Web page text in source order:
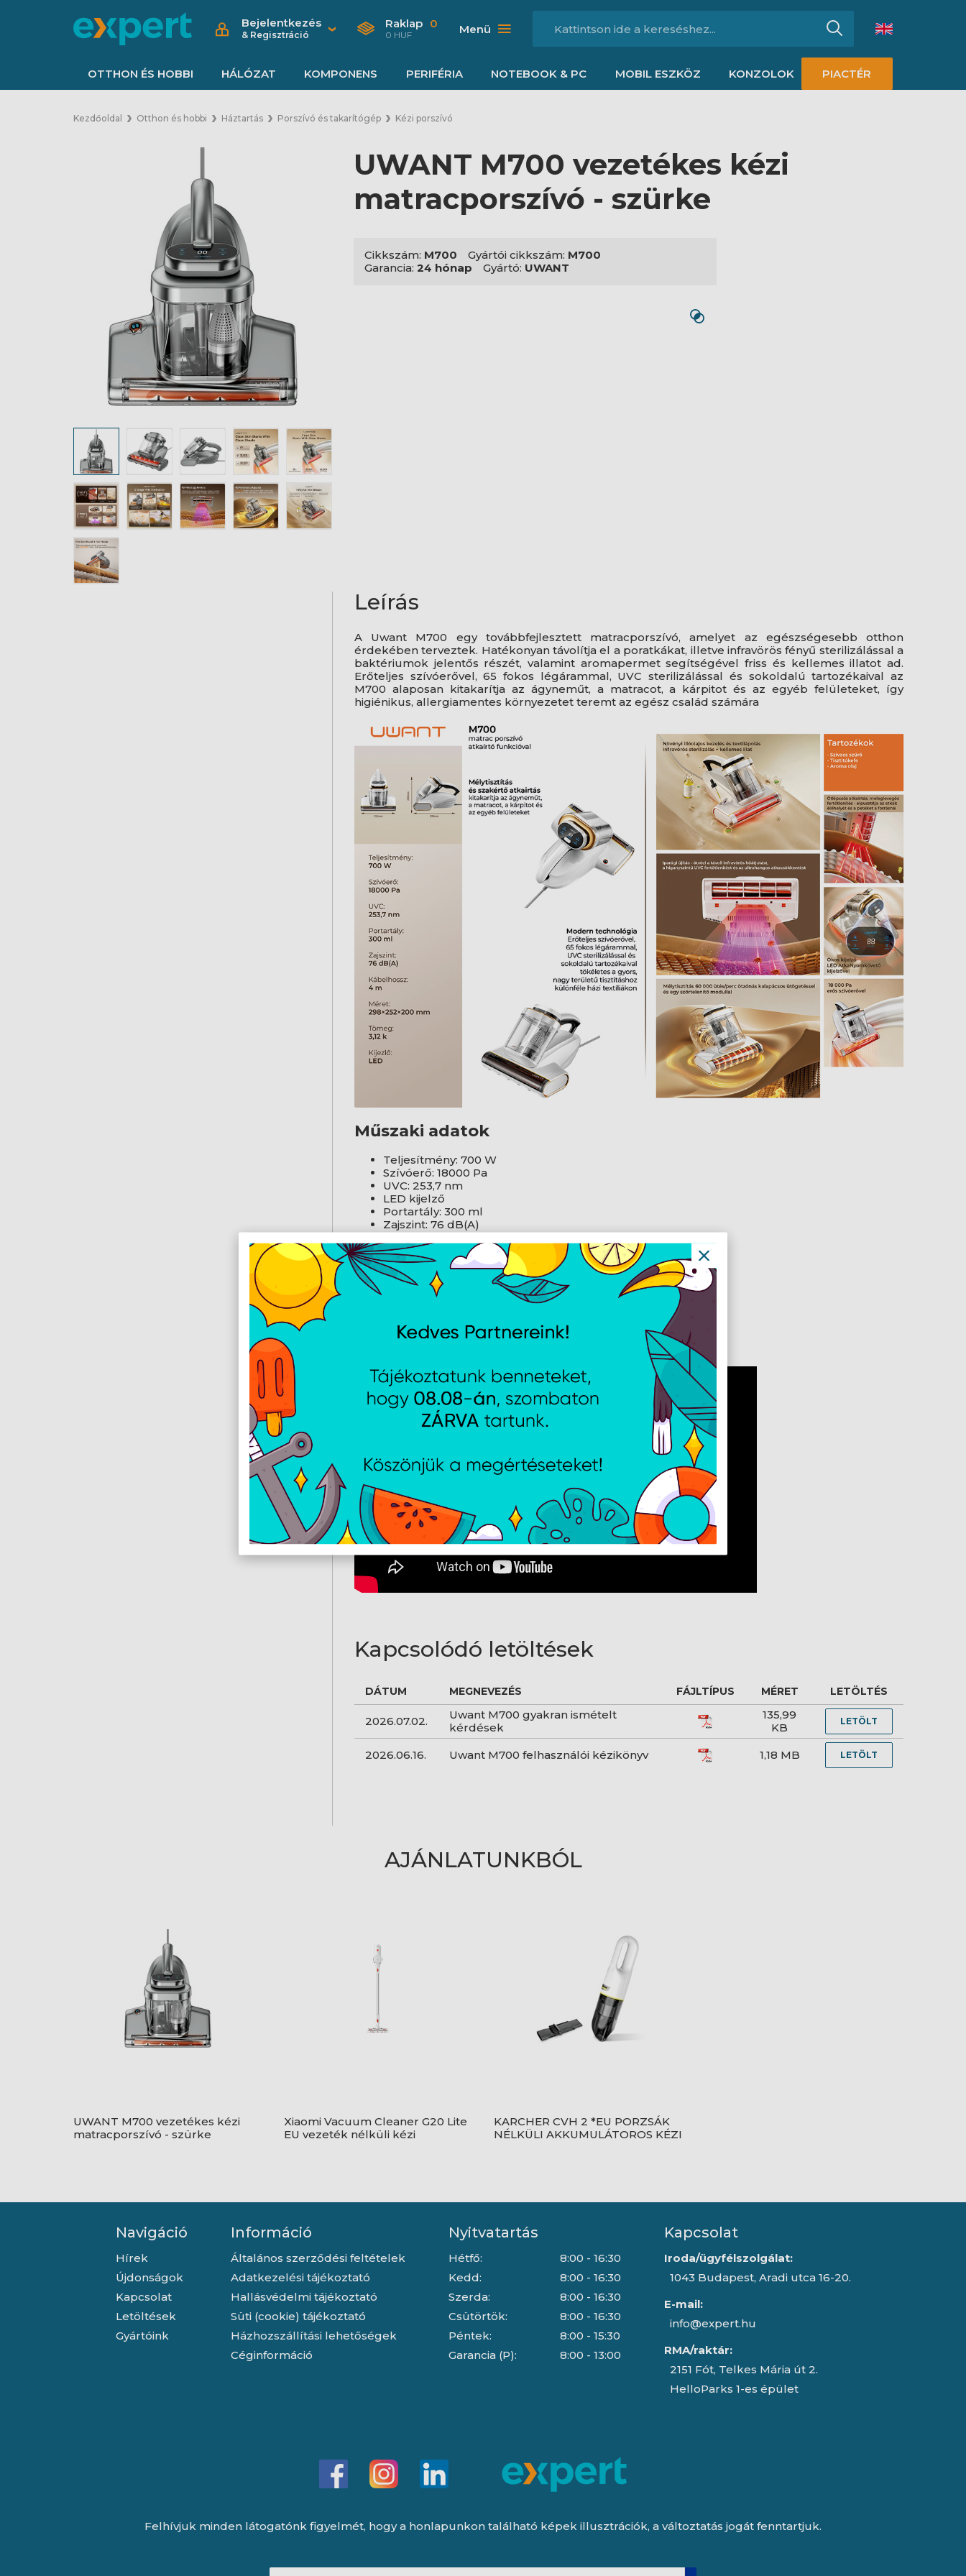
Bejelentkezés
& Regisztráció
Raklap 0
0 HUF Menü
OTTHON ÉS HOBBI HÁLÓZAT KOMPONENS PERIFÉRIA NOTEBOOK & PC MOBIL ESZKÖZ KONZOLOK PIACTÉR
Kezdőoldal Otthon és hobbi Háztartás Porszívó és takarítógép Kézi porszívó
UWANT M700 vezetékes kézi
matracporszívó - szürke
Cikkszám: M700 Gyártói cikkszám: M700
Garancia: 24 hónap Gyártó: UWANT
Leírás
A Uwant M700 egy továbbfejlesztett matracporszívó, amelyet az egészségesebb otthon
érdekében terveztek. Hatékonyan távolítja el a poratkákat, illetve infravörös fényű sterilizálással a
baktériumok jelentős részét, valamint aromapermet segítségével friss és kellemes illatot ad.
Erőteljes szívóerővel, 65 fokos légárammal, UVC sterilizálással és sokoldalú tartozékaival az
M700 alaposan kitakarítja az ágyneműt, a matracot, a kárpitot és az egyéb felületeket, így
higiénikus, allergiamentes környezetet teremt az egész család számára
Műszaki adatok
Teljesítmény: 700 W
Szívóerő: 18000 Pa
UVC: 253,7 nm
LED kijelző
Portartály: 300 ml
Zajszint: 76 dB(A)
Méret: 298×252×200 mm
Tömeg: 2/3,12 kg
Tartozékok
Szivacs szűrő
Tisztítókefe
Kapcsolódó letöltések
DÁTUM MEGNEVEZÉS FÁJLTÍPUS MÉRET LETÖLTÉS
2026.07.02.
Uwant M700 gyakran ismételt
kérdések
135,99
KB
LETÖLT
2026.06.16. Uwant M700 felhasználói kézikönyv 1,18 MB LETÖLT
AJÁNLATUNKBÓL
UWANT M700 vezetékes kézi
matracporszívó - szürke
Xiaomi Vacuum Cleaner G20 Lite
EU vezeték nélküli kézi
KARCHER CVH 2 *EU PORZSÁK
NÉLKÜLI AKKUMULÁTOROS KÉZI
Navigáció
Hírek
Újdonságok
Kapcsolat
Letöltések
Gyártóink
Információ
Általános szerződési feltételek
Adatkezelési tájékoztató
Hallásvédelmi tájékoztató
Süti (cookie) tájékoztató
Házhozszállítási lehetőségek
Céginformáció
Nyitvatartás
Hétfő:
Kedd:
Szerda:
Csütörtök:
Péntek:
Garancia (P):
8:00 - 16:30
8:00 - 16:30
8:00 - 16:30
8:00 - 16:30
8:00 - 15:30
8:00 - 13:00
Kapcsolat
Iroda/ügyfélszolgálat:
1043 Budapest, Aradi utca 16-20.
E-mail:
info@expert.hu
RMA/raktár:
2151 Fót, Telkes Mária út 2.
HelloParks 1-es épület
Felhívjuk minden látogatónk figyelmét, hogy a honlapunkon található képek illusztrációk, a változtatás jogát fenntartjuk.